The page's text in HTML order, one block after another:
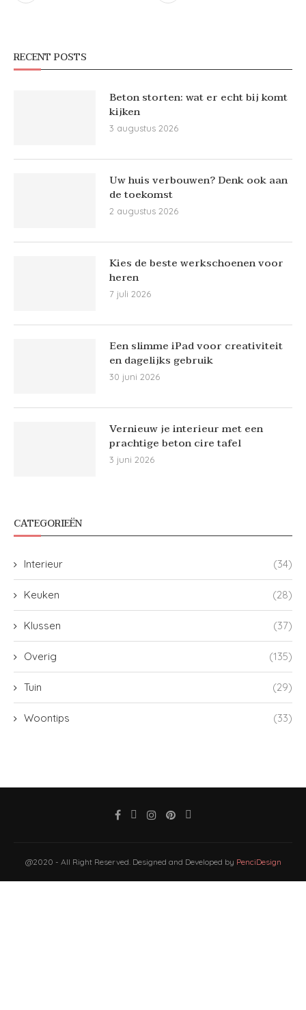
RECENT POSTS
Beton storten: wat er echt bij komt
kijken
3 augustus 2026
Uw huis verbouwen? Denk ook aan
de toekomst
2 augustus 2026
Kies de beste werkschoenen voor
heren
7 juli 2026
Een slimme iPad voor creativiteit
en dagelijks gebruik
30 juni 2026
Vernieuw je interieur met een
prachtige beton cire tafel
3 juni 2026
CATEGORIEËN
Interieur (34)
Keuken (28)
Klussen (37)
Overig (135)
Tuin (29)
Woontips (33)
@2020 - All Right Reserved. Designed and Developed by PenciDesign